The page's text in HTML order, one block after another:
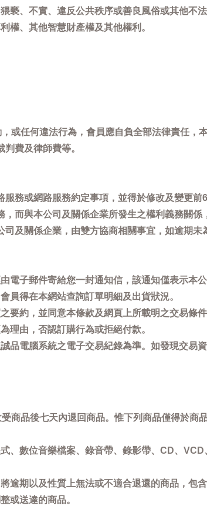
褻、不實、違反公共秩序或善良風俗或其他不
權、其他智慧財產權及其他權利。
或任何違法行為，會員應自負全部法律責任，
費及律師費等。
務或網路服務約定事項，並得於修改及變更
而與本公司及關係企業所發生之權利義務關
及關係企業，由雙方協商相關事宜，如逾期未
電子郵件寄給您一封通知信，該通知僅表示本
員得在本網站查詢訂單明細及出貨狀況。
要約，並同意本條款及網頁上所載明之交易條
理由，否認訂購行為或拒絕付款。
品電腦系統之電子交易紀錄為準。如發現交易
商品後七天內退回商品。惟下列商品僅得於商
、數位音樂檔案、錄音帶、錄影帶、CD、VCD
逾期以及性質上無法或不適合退還的商品，包
或送達的商品。